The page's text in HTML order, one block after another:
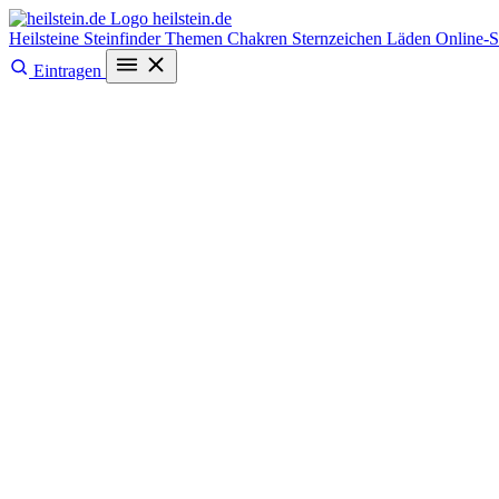
heilstein.de
Heilsteine SteinfinderThemen Chakren Sternzeichen Läden Online-
Eintragen